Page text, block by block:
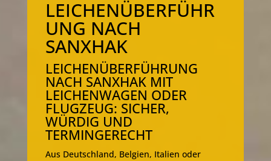
LEICHENÜBERFÜHR
UNG NACH
SANXHAK
LEICHENÜBERFÜHRUNG
NACH SANXHAK MIT
LEICHENWAGEN ODER
FLUGZEUG: SICHER,
WÜRDIG UND
TERMINGERECHT
Aus Deutschland, Belgien, Italien oder